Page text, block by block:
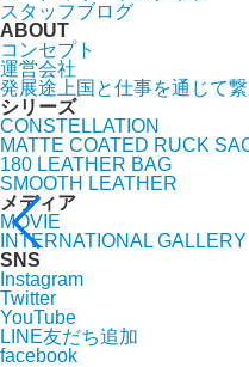
スタッフブログ
ABOUT
コンセプト
運営会社
発展途上国と仕事を通じて
シリーズ
CONSTELLATION
MATTE COATED RUCK
180 LEATHER BAG
SMOOTH LEATHER
メディア
MOVIE
INTERNATIONAL GALLERY
SNS
Instagram
Twitter
YouTube
LINE友だち追加
facebook